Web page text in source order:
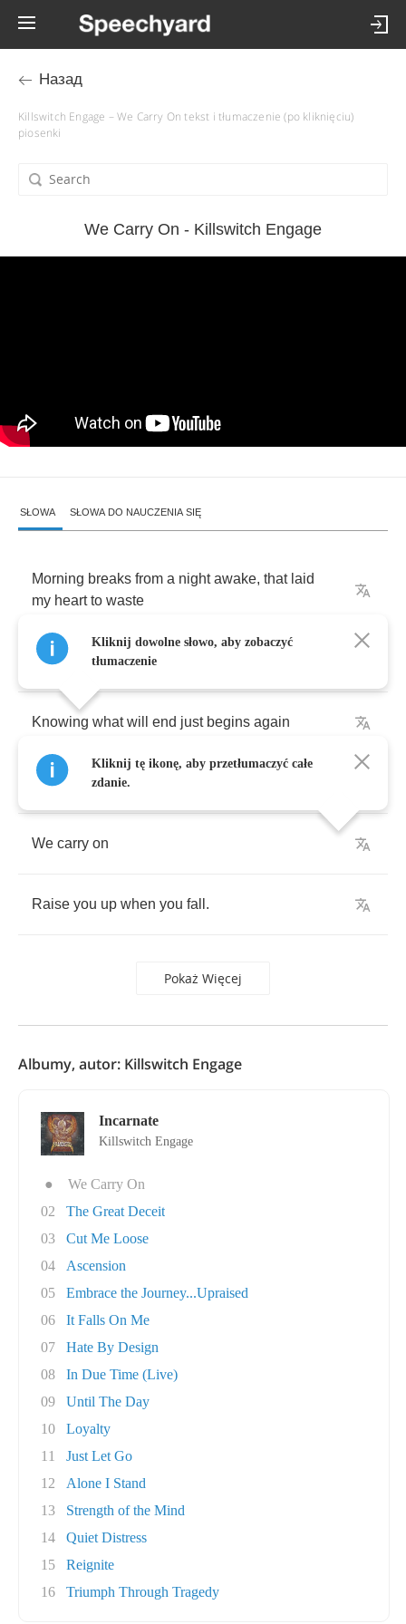
Назад
Killswitch Engage – We Carry On tekst i tłumaczenie (po kliknięciu)
piosenki
We Carry On - Killswitch Engage
SŁOWA SŁOWA DO NAUCZENIA SIĘ
Morning breaks from a night awake, that laid
my heart to waste
Here this anguish
Knowing what will end just begins again
Somehow through
We carry on
Raise you up when you fall .
Pokaż Więcej
Kliknij dowolne słowo, aby zobaczyć
tłumaczenie
Kliknij tę ikonę, aby przetłumaczyć całe
zdanie.
Albumy, autor: Killswitch Engage
Incarnate
Killswitch Engage
●
We Carry On
02
The Great Deceit
03
Cut Me Loose
04
Ascension
05
Embrace the Journey...Upraised
06
It Falls On Me
07
Hate By Design
08
In Due Time (Live)
09
Until The Day
10
Loyalty
11
Just Let Go
12
Alone I Stand
13
Strength of the Mind
14
Quiet Distress
15
Reignite
16
Triumph Through Tragedy